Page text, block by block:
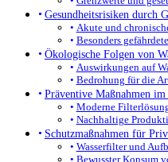
Gesundheitsrisiken durch
Akute und
Besonders
Ökologische Folgen von
Auswirkungen auf
Bedrohung für die
Präventive Maßnahmen
Moderne
Nachhaltige
Schutzmaßnahmen für
Wasserfilter und
Bewusster Konsum